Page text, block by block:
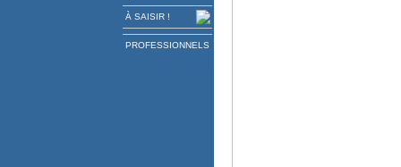
À SAISIR !
PROFESSIONNELS